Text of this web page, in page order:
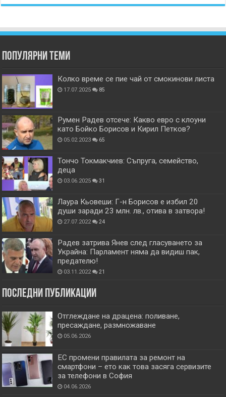
Популярни теми
Колко време се пие чай от смокинови листа
17.07.2025 85
Румен Радев отсече: Какво евро с клоуни
като Бойко Борисов и Кирил Петков?
05.02.2023 65
Тончо Токмакчиев: Съпруга, семейство,
деца
03.06.2025 31
Лаура Кьовеши: Г-н Борисов е избил 20
души заради 23 млн. лв., отива в затвора!
27.07.2022 24
Радев затрива Янев след гласуването за
Украйна: Парламент няма да видиш пак,
предателю!
03.11.2022 21
Последни публикации
Отглеждане на драцена: поливане,
пресаждане, размножаване
05.06.2026
ЕС промени правилата за ремонт на
смартфони – ето как това засяга сервизите
за телефони в София
04.06.2026